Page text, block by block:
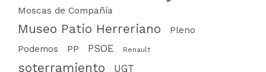
Moscas de Compañía
Museo Patio Herreriano
Pleno
Podemos
PP PSOE Renault
soterramiento UGT